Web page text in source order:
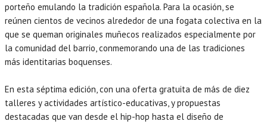
porteño emulando la tradición española. Para la ocasión, se
reúnen cientos de vecinos alrededor de una fogata colectiva en la
que se queman originales muñecos realizados especialmente por
la comunidad del barrio, conmemorando una de las tradiciones
más identitarias boquenses.
En esta séptima edición, con una oferta gratuita de más de diez
talleres y actividades artístico-educativas, y propuestas
destacadas que van desde el hip-hop hasta el diseño de